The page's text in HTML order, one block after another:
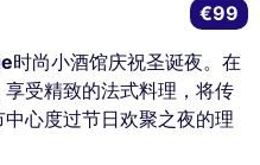
时尚小酒馆庆祝圣诞夜。在
受精致的法式料理，将传
心度过节日欢聚之夜的理
€99